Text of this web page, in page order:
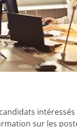
sur les